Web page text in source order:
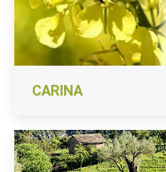
CARINA